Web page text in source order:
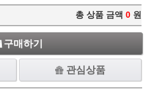
총 상품 금액 0 원
구매하기
관심상품